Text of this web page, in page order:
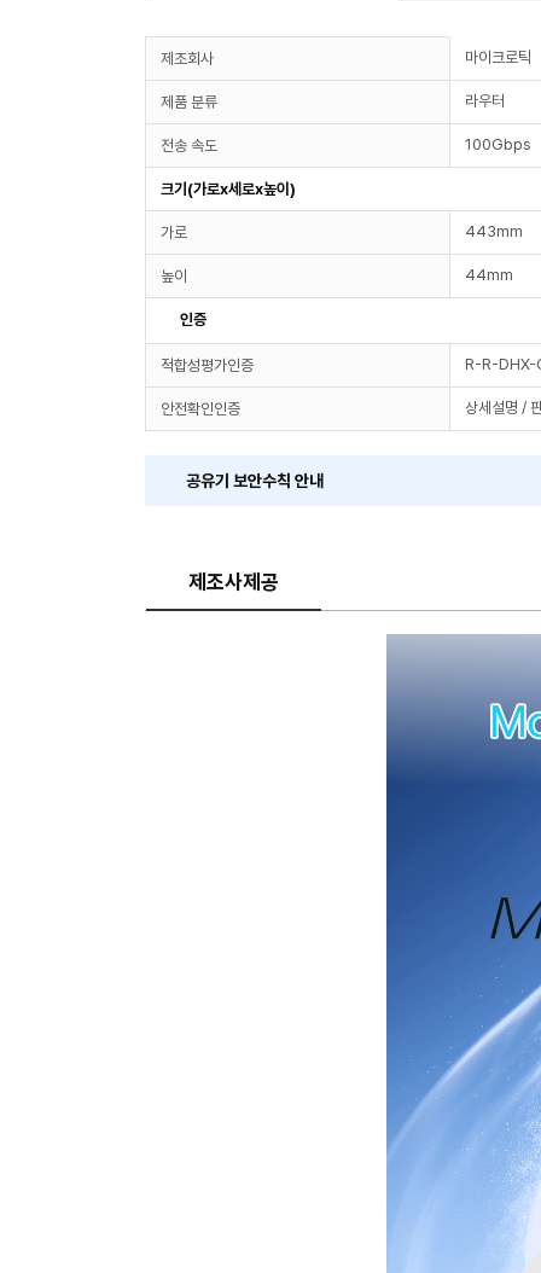
제조회사 마이크로틱
제품 분류 라우터
전송 속도 100Gbps
크기(가로x세로x높이)
가로 443mm
높이 44mm
인증
적합성평가인증 R-R-DHX-
안전확인인증 상세설명 /
공유기 보안수칙 안내
제조사제공